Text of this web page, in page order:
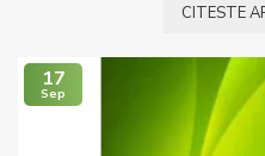
CITESTE
17
Sep